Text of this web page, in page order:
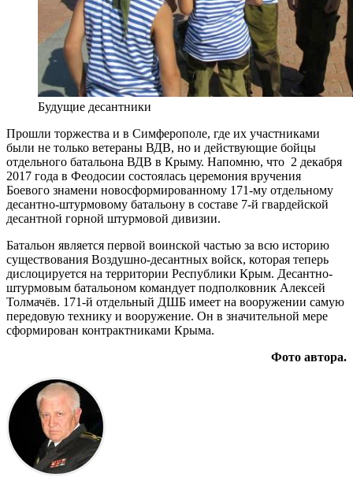
Будущие десантники
Прошли торжества и в Симферополе, где их участниками
были не только ветераны ВДВ, но и действующие бойцы
отдельного батальона ВДВ в Крыму. Напомню, что 2 декабря
2017 года в Феодосии состоялась церемония вручения
Боевого знамени новосформированному 171-му отдельному
десантно-штурмовому батальону в составе 7-й гвардейской
десантной горной штурмовой дивизии.
Батальон является первой воинской частью за всю историю
существования Воздушно-десантных войск, которая теперь
дислоцируется на территории Республики Крым. Десантно-
штурмовым батальоном командует подполковник Алексей
Толмачёв. 171-й отдельный ДШБ имеет на вооружении самую
передовую технику и вооружение. Он в значительной мере
сформирован контрактниками Крыма.
Фото автора.